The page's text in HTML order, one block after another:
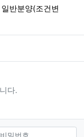
반분양(조건변
다.
필수